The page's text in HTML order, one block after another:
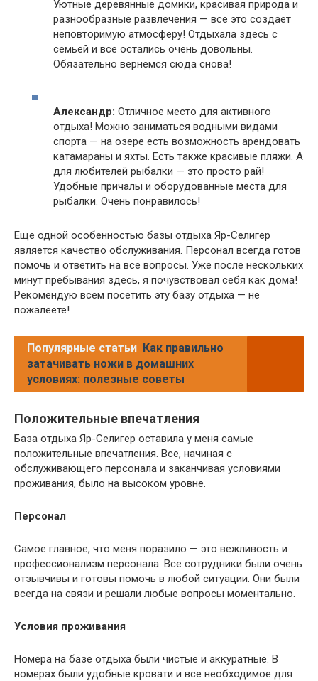
Уютные деревянные домики, красивая природа и
разнообразные развлечения — все это создает
неповторимую атмосферу! Отдыхала здесь с
семьей и все остались очень довольны.
Обязательно вернемся сюда снова!
Александр: Отличное место для активного
отдыха! Можно заниматься водными видами
спорта — на озере есть возможность арендовать
катамараны и яхты. Есть также красивые пляжи. А
для любителей рыбалки — это просто рай!
Удобные причалы и оборудованные места для
рыбалки. Очень понравилось!
Еще одной особенностью базы отдыха Яр-Селигер
является качество обслуживания. Персонал всегда готов
помочь и ответить на все вопросы. Уже после нескольких
минут пребывания здесь, я почувствовал себя как дома!
Рекомендую всем посетить эту базу отдыха — не
пожалеете!
Популярные статьи Как правильно
затачивать ножи в домашних
условиях: полезные советы
Положительные впечатления
База отдыха Яр-Селигер оставила у меня самые
положительные впечатления. Все, начиная с
обслуживающего персонала и заканчивая условиями
проживания, было на высоком уровне.
Персонал
Самое главное, что меня поразило — это вежливость и
профессионализм персонала. Все сотрудники были очень
отзывчивы и готовы помочь в любой ситуации. Они были
всегда на связи и решали любые вопросы моментально.
Условия проживания
Номера на базе отдыха были чистые и аккуратные. В
номерах были удобные кровати и все необходимое для